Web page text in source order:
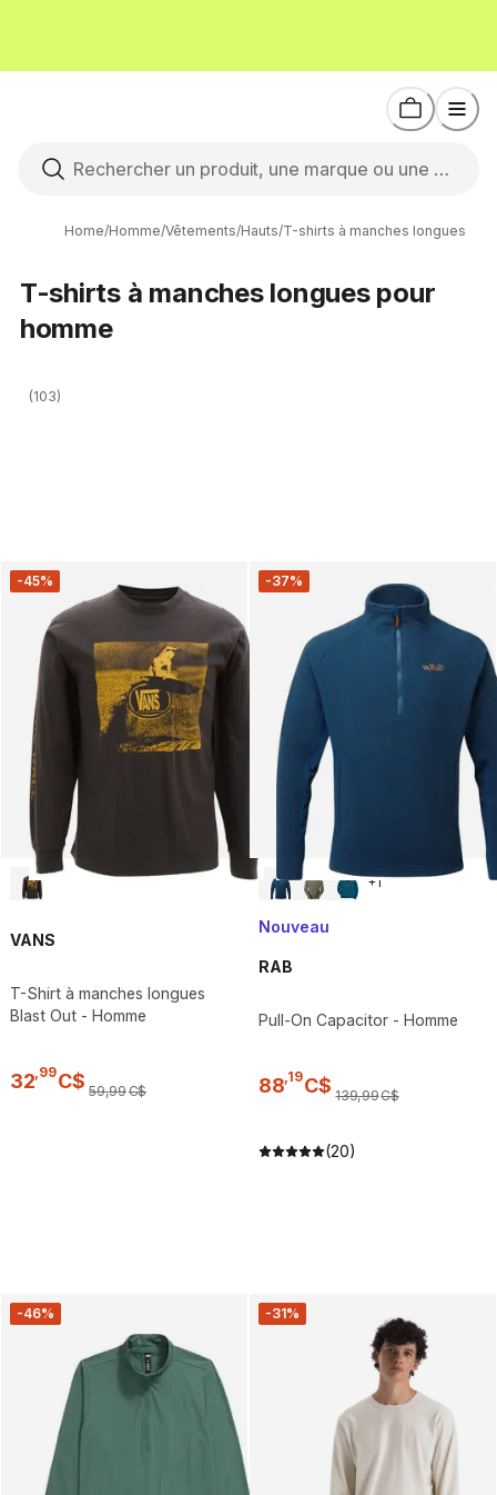
Home/Homme/Vêtements/Hauts/T-shirts à manches longues
T-shirts à manches longues pour
homme
(103)
-45%
VANS
T-Shirt à manches longues
Blast Out - Homme
32 99C$ 59,99C$
-37%
+1
Nouveau
RAB
Pull-On Capacitor - Homme
88 19C$ 139,99C$
(20)
-46% -31%